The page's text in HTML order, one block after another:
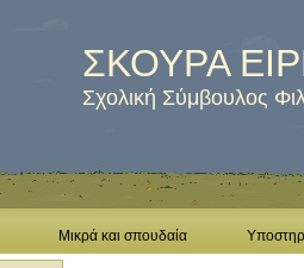
ΣΚΟΥΡΑ
Σχολική Σύμβουλος
Μικρά και σπουδαία